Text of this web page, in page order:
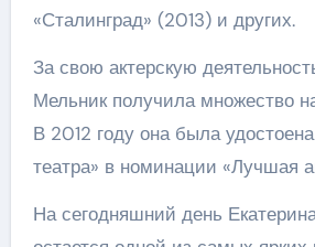
«Сталинград» (2013) и других.
За свою актерскую
Мельник получила множество
В 2012 году она была
театра» в номинации «Лучшая
На сегодняшний день